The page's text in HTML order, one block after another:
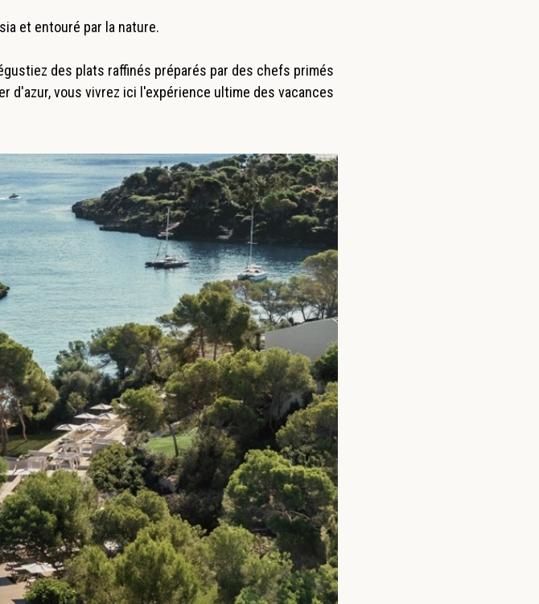
et entouré par la nature.
des plats raffinés préparés par des chefs primés
d'azur, vous vivrez ici l'expérience ultime des vacances